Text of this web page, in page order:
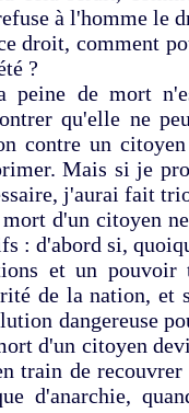
à l'homme le
droit, comment
?
peine de mort
qu'elle ne
contre un
Mais si je
j'aurai fait
d'un citoyen
: d'abord si,
et un pouvoir
de la nation, et
dangereuse
d'un citoyen
train de
d'anarchie,